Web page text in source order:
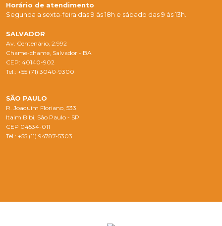
Horário de atendimento
Segunda a sexta-feira das 9 às 18h e sábado das 9 às 13h.
SALVADOR
Av. Centenário, 2.992
Chame-chame, Salvador - BA
CEP: 40140-902
Tel.: +55 (71) 3040-9300
SÃO PAULO
R. Joaquim Floriano, 533
Itaim Bibi, São Paulo - SP
CEP 04534-011
Tel.: +55 (11) 94787-5303